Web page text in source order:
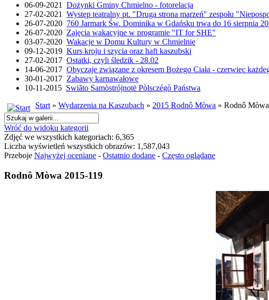
06-09-2021 Dożynki Gminy Chmielno - fotorelacja
27-02-2021 Występ teatralny pt. "Druga strona marzeń" zespołu
26-07-2020 760 Jarmark Św. Dominika w Gdańsku trwa do 16 sierpnia
26-07-2020 Zajęcia wakacyjne w programie "IT for SHE"
03-07-2020 Wakacje w Domu Kultury w Chmielnie
09-12-2019 Kurs kroju i szycia oraz haft kaszubski
27-02-2017 Ostatki, czyli śledzik - 28.02
14-06-2017 Obyczaje związane z okresem Bożego Ciała - czerwiec
30-01-2017 Zabawy karnawałowe
10-11-2015 Swiãto Samòstrójnotë Pòlsczégò Państwa
Start» Wydarzenia na Kaszubach » 2015 Rodnô Mòwa » Rodnô
Wróć do widoku kategorii
Zdjęć we wszystkich kategoriach: 6,365
Liczba wyświetleń wszystkich obrazów: 1,587,043
Przeboje Najwyżej oceniane - Ostatnio dodane - Często oglądane
Rodnô Mòwa 2015-119